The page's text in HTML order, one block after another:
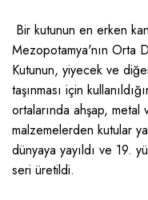
Bir kutunun en erken
Mezopotamya'nın Orta
Kutunun, yiyecek ve
taşınması için
ortalarında ahşap,
malzemelerden kutular
dünyaya yayıldı ve 19.
seri üretildi.